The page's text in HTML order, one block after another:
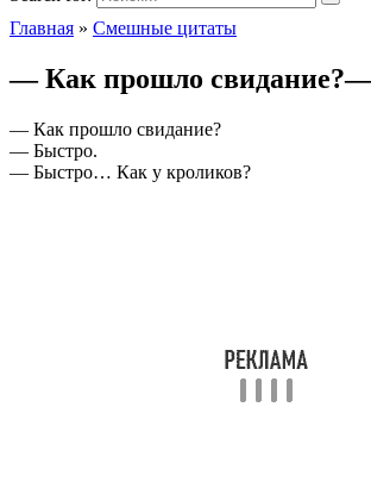
Главная » Смешные цитаты
— Как прошло
— Как прошло свидание?
— Быстро.
— Быстро… Как у кроликов?